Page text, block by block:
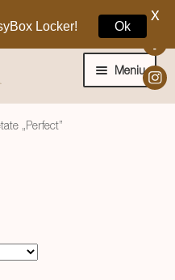
Meniu
„Perfect”
Locker! Ok
X